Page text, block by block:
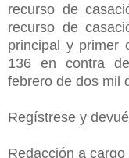
recurso de
recurso de
principal y primer
136 en contra
febrero de dos mil
Regístrese y
Redacción a